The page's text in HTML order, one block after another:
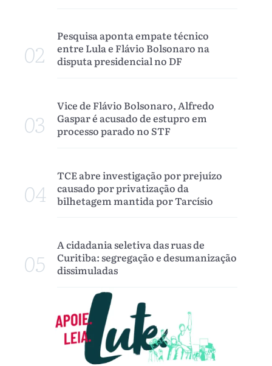
02
Pesquisa aponta empate técnico
entre Lula e Flávio Bolsonaro na
disputa presidencial no DF
03
Vice de Flávio Bolsonaro, Alfredo
Gaspar é acusado de estupro em
processo parado no STF
04
TCE abre investigação por prejuízo
causado por privatização da
bilhetagem mantida por Tarcísio
05
A cidadania seletiva das ruas de
Curitiba: segregação e desumanização
dissimuladas